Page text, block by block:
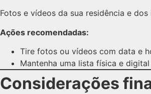
Fotos e vídeos da sua residência e
Ações recomendadas:
Tire fotos ou vídeos com data e
Mantenha uma lista física e
Considerações